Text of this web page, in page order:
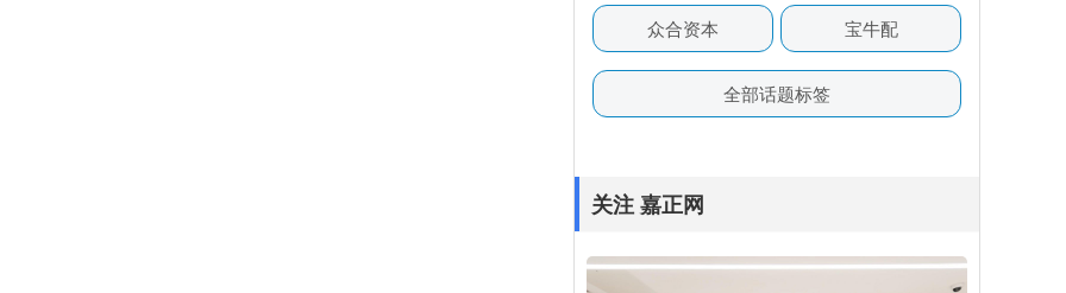
众合资本 宝牛配
全部话题标签
关注 嘉正网